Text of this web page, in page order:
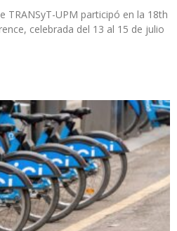
TRANSyT-UPM participó en la 18th
celebrada del 13 al 15 de julio